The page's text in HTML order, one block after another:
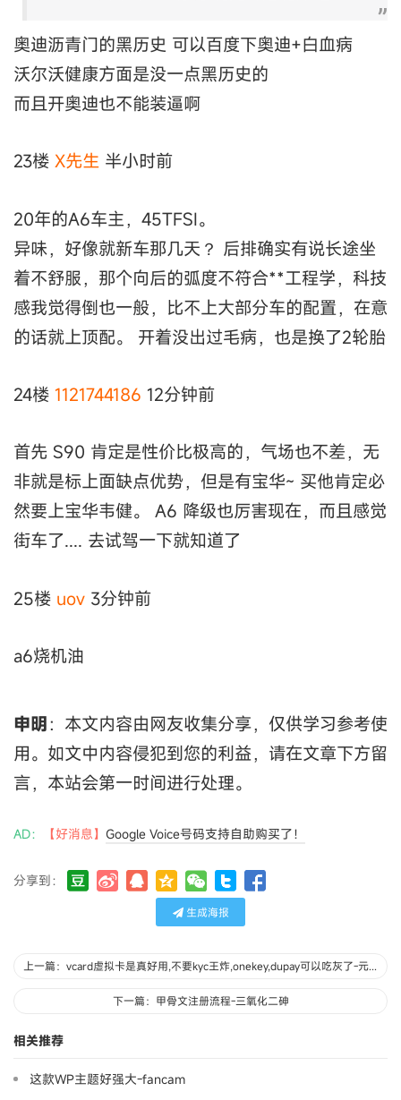
奥迪沥青门的黑历史 可以百度下奥迪+白血病
沃尔沃健康方面是没一点黑历史的
而且开奥迪也不能装逼啊
23楼 X先生 半小时前
20年的A6车主，45TFSI。
异味，好像就新车那几天？ 后排确实有说长途坐
着不舒服，那个向后的弧度不符合**工程学，科技
感我觉得倒也一般，比不上大部分车的配置，在意
的话就上顶配。 开着没出过毛病，也是换了2轮胎
24楼 1121744186 12分钟前
首先 S90 肯定是性价比极高的，气场也不差，无
非就是标上面缺点优势，但是有宝华~ 买他肯定必
然要上宝华韦健。 A6 降级也厉害现在，而且感觉
街车了.... 去试驾一下就知道了
25楼 uov 3分钟前
a6烧机油
申明：本文内容由网友收集分享，仅供学习参考使
用。如文中内容侵犯到您的利益，请在文章下方留
言，本站会第一时间进行处理。
AD： 【好消息】 Google Voice号码支持自助购买了！
分享到：
生成海报
上一篇：vcard虚拟卡是真好用,不要kyc王炸,onekey,dupay可以吃灰了-元宇宙
下一篇：甲骨文注册流程-三氧化二砷
相关推荐
这款WP主题好强大-fancam